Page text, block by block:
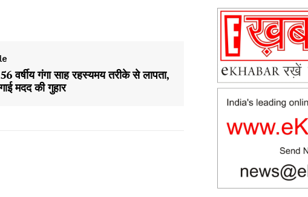
वर्षीय गंगा साह रहस्यमय तरीके से लापता,
मदद की गुहार